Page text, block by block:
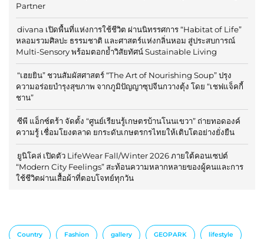
Partner
divana เปิดพื้นที่แห่งการใช้ชีวิต ผ่านนิทรรศการ “Habitat of Life”
หลอมรวมศิลปะ ธรรมชาติ และศาสตร์แห่งกลิ่นหอม สู่ประสบการณ์
Multi-Sensory พร้อมตอกย้ำวิสัยทัศน์ Sustainable Living
“เฮยยิน” ชวนสัมผัสศาสตร์ “The Art of Nourishing Soup” ปรุง
ความอร่อยบำรุงสุขภาพ จากภูมิปัญญาซุปจีนกวางตุ้ง โดย “เชฟแจ็คกี้
ชาน”
ซีพี แอ็กซ์ตร้า จัดตั้ง “ศูนย์เรียนรู้เกษตรบ้านโนนเขวา” ถ่ายทอดองค์
ความรู้ เชื่อมโยงตลาด ยกระดับเกษตรกรไทยให้เติบโตอย่างยั่งยืน
ยูนิโคล่ เปิดตัว LifeWear Fall/Winter 2026 ภายใต้คอนเซปต์
“Modern City Feelings” สะท้อนความหลากหลายของผู้คนและการ
ใช้ชีวิตผ่านเสื้อผ้าที่ตอบโจทย์ทุกวัน
Country Fashion gallery GEOPARK lifestyle